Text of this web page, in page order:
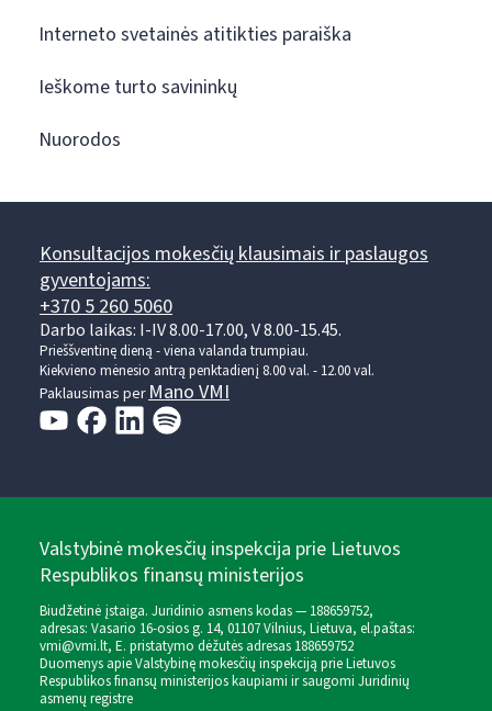
Interneto svetainės atitikties paraiška
Ieškome turto savininkų
Nuorodos
Konsultacijos mokesčių klausimais ir paslaugos
gyventojams:
+370 5 260 5060
Darbo laikas: I-IV 8.00-17.00, V 8.00-15.45.
Prieššventinę dieną - viena valanda trumpiau.
Kiekvieno mėnesio antrą penktadienį 8.00 val. - 12.00 val.
Paklausimas per Mano VMI
Valstybinė mokesčių inspekcija prie Lietuvos
Respublikos finansų ministerijos
Biudžetinė įstaiga. Juridinio asmens kodas — 188659752,
adresas: Vasario 16-osios g. 14, 01107 Vilnius, Lietuva, el.paštas:
vmi@vmi.lt, E. pristatymo dėžutės adresas 188659752
Duomenys apie Valstybinę mokesčių inspekciją prie Lietuvos
Respublikos finansų ministerijos kaupiami ir saugomi Juridinių
asmenų registre